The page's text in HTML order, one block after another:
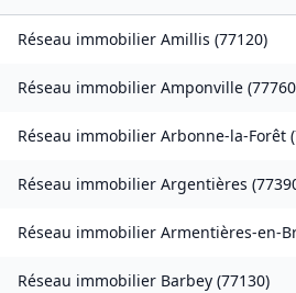
Réseau immobilier Amillis (77120)
Réseau immobilier Amponville (77760
Réseau immobilier Arbonne-la-Forêt (
Réseau immobilier Argentières (
Réseau immobilier Armentières-en-
Réseau immobilier Barbey (77130)